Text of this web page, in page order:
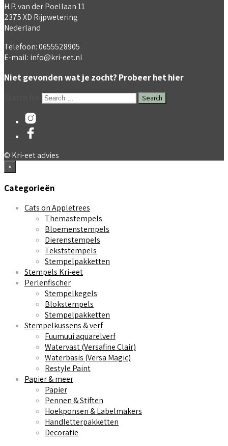
H.P. van der Poellaan 11
2375 XD Rijpwetering
Nederland
Telefoon: 0655528905
E-mail: info@kri-eet.nl
Niet gevonden wat je zocht? Probeer het hier
© Kri-eet advies
×
Categorieën
Cats on Appletrees
Themastempels
Bloemenstempels
Dierenstempels
Tekststempels
Stempelpakketten
Stempels Kri-eet
Perlenfischer
Stempelkegels
Blokstempels
Stempelpakketten
Stempelkussens & verf
Fuumuui aquarelverf
Watervast (Versafine Clair)
Waterbasis (Versa Magic)
Restyle Paint
Papier & meer
Papier
Pennen & Stiften
Hoekponsen & Labelmakers
Handletterpakketten
Decoratie